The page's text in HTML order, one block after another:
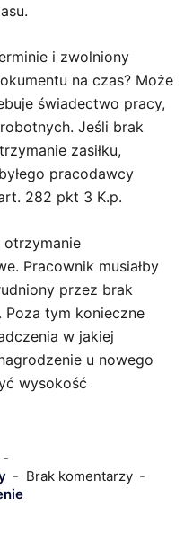
i zwolniony
na czas? Może
świadectwo pracy,
Jeśli brak
zasiłku,
pracodawcy
282 pkt 3 K.p.
otrzymanie
Pracownik musiałby
przez brak
tym konieczne
w jakiej
u nowego
wysokość
Brak komentarzy